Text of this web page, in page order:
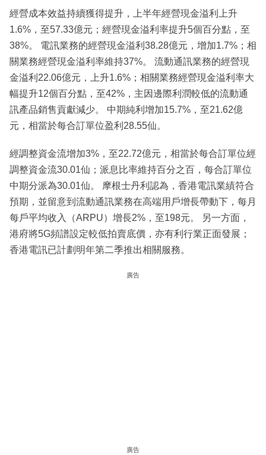
經營成本效益持續獲得提升，上半年經營現金溢利上升
1.6%，至57.33億元；經營現金溢利率提升5個百分點，至
38%。 電訊業務的經營現金溢利38.28億元，增加1.7%；相
關業務經營現金溢利率維持37%。 流動通訊業務的經營現
金溢利22.06億元，上升1.6%；相關業務經營現金溢利率大
幅提升12個百分點，至42%，主因邊際利潤較低的流動通
訊產品銷售貢獻減少。 中期純利增加15.7%，至21.62億
元，相當於每合訂單位盈利28.55仙。
經調整資金流增加3%，至22.72億元，相當於每合訂單位經
調整資金流30.01仙；派息比率維持百分之百，每合訂單位
中期分派為30.01仙。 摩根士丹利認為，香港電訊業績符合
預期，並留意到流動通訊業務在高端用戶增長帶動下，每月
每戶平均收入（ARPU）增長2%，至198元。 另一方面，
港府將5G頻譜設定較低拍賣底價，亦有利行業正面發展；
香港電訊已計劃明年第二季推出相關服務。
廣告
廣告